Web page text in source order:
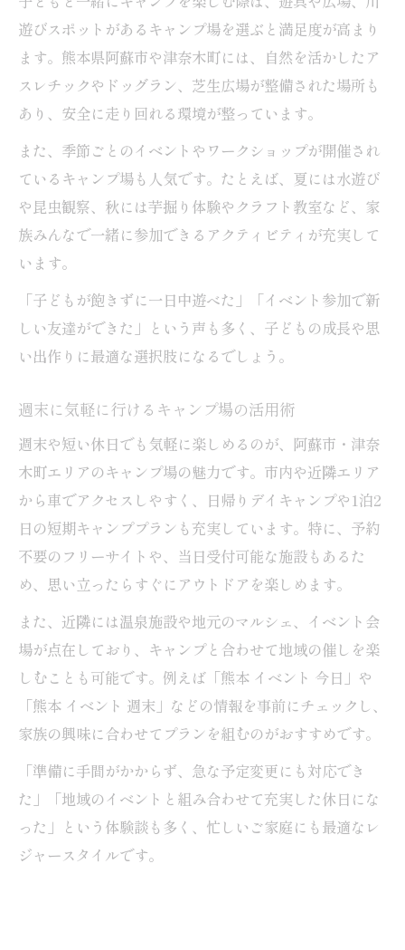
遊びスポットがあるキャンプ場を選ぶと満足度が高まり
ます。熊本県阿蘇市や津奈木町には、自然を活かしたア
スレチックやドッグラン、芝生広場が整備された場所も
あり、安全に走り回れる環境が整っています。
また、季節ごとのイベントやワークショップが開催され
ているキャンプ場も人気です。たとえば、夏には水遊び
や昆虫観察、秋には芋掘り体験やクラフト教室など、家
族みんなで一緒に参加できるアクティビティが充実して
います。
「子どもが飽きずに一日中遊べた」「イベント参加で新
しい友達ができた」という声も多く、子どもの成長や思
い出作りに最適な選択肢になるでしょう。
週末に気軽に行けるキャンプ場の活用術
週末や短い休日でも気軽に楽しめるのが、阿蘇市・津奈
木町エリアのキャンプ場の魅力です。市内や近隣エリア
から車でアクセスしやすく、日帰りデイキャンプや1泊2
日の短期キャンププランも充実しています。特に、予約
不要のフリーサイトや、当日受付可能な施設もあるた
め、思い立ったらすぐにアウトドアを楽しめます。
また、近隣には温泉施設や地元のマルシェ、イベント会
場が点在しており、キャンプと合わせて地域の催しを楽
しむことも可能です。例えば「熊本 イベント 今日」や
「熊本 イベント 週末」などの情報を事前にチェックし、
家族の興味に合わせてプランを組むのがおすすめです。
「準備に手間がかからず、急な予定変更にも対応でき
た」「地域のイベントと組み合わせて充実した休日にな
った」という体験談も多く、忙しいご家庭にも最適なレ
ジャースタイルです。